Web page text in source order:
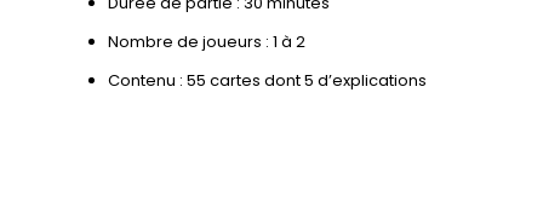
Nombre de joueurs : 1 à 2
Contenu : 55 cartes dont 5 d’explications